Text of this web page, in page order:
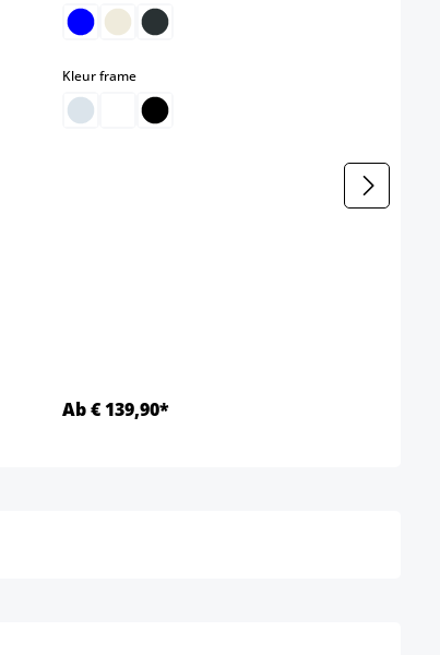
Kleur frameselect
Ab € 139,90*